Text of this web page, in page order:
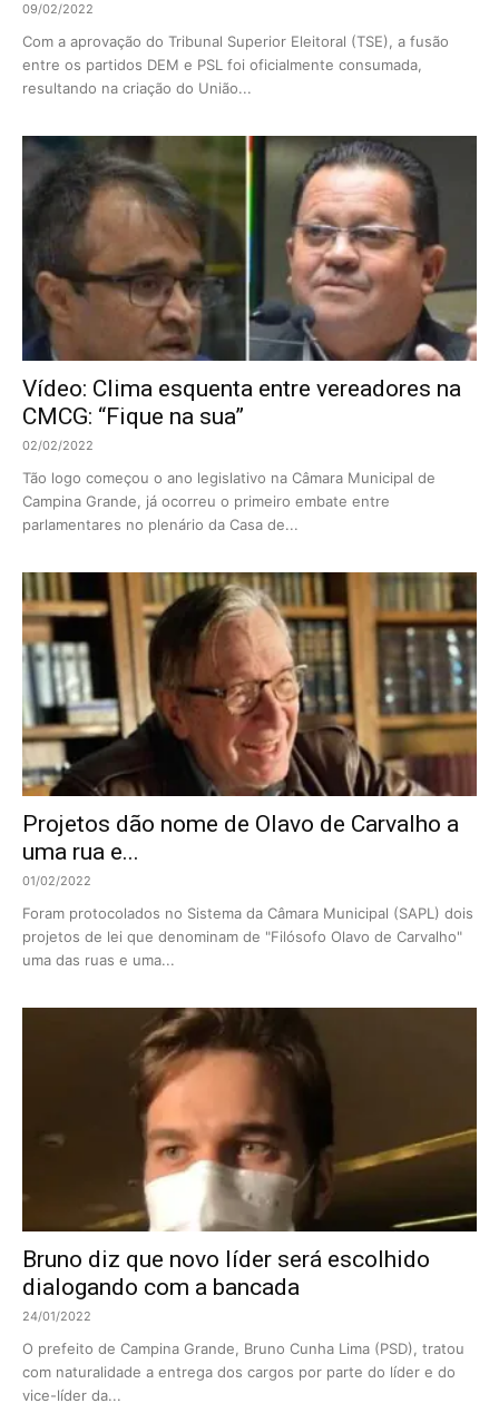
09/02/2022
Com a aprovação do Tribunal Superior Eleitoral (TSE), a fusão
entre os partidos DEM e PSL foi oficialmente consumada,
resultando na criação do União...
Vídeo: Clima esquenta entre vereadores na
CMCG: “Fique na sua”
02/02/2022
Tão logo começou o ano legislativo na Câmara Municipal de
Campina Grande, já ocorreu o primeiro embate entre
parlamentares no plenário da Casa de...
Projetos dão nome de Olavo de Carvalho a
uma rua e...
01/02/2022
Foram protocolados no Sistema da Câmara Municipal (SAPL) dois
projetos de lei que denominam de "Filósofo Olavo de Carvalho"
uma das ruas e uma...
Bruno diz que novo líder será escolhido
dialogando com a bancada
24/01/2022
O prefeito de Campina Grande, Bruno Cunha Lima (PSD), tratou
com naturalidade a entrega dos cargos por parte do líder e do
vice-líder da...